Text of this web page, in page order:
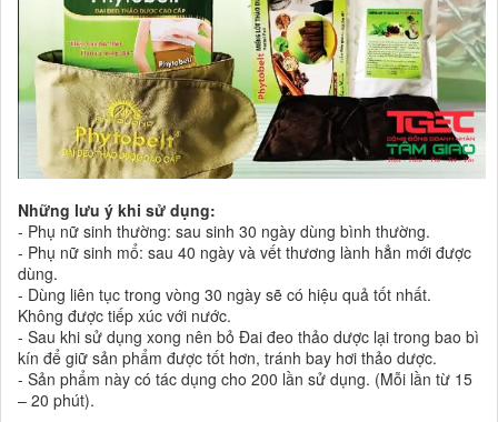
Những lưu ý khi sử dụng:
- Phụ nữ sinh thường: sau sinh 30 ngày dùng bình thường.
- Phụ nữ sinh mổ: sau 40 ngày và vết thương lành hẳn mới được
dùng.
- Dùng liên tục trong vòng 30 ngày sẽ có hiệu quả tốt nhất.
Không được tiếp xúc với nước.
- Sau khi sử dụng xong nên bỏ Đai đeo thảo dược lại trong bao bì
kín để giữ sản phẩm được tốt hơn, tránh bay hơi thảo dược.
- Sản phẩm này có tác dụng cho 200 lần sử dụng. (Mỗi lần từ 15
– 20 phút).